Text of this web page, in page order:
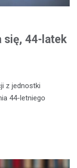
się, 44-latek
z jednostki
44-letniego